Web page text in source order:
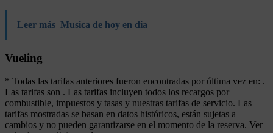
Leer más Musica de hoy en dia
Vueling
* Todas las tarifas anteriores fueron encontradas por última vez en: .
Las tarifas son . Las tarifas incluyen todos los recargos por
combustible, impuestos y tasas y nuestras tarifas de servicio. Las
tarifas mostradas se basan en datos históricos, están sujetas a
cambios y no pueden garantizarse en el momento de la reserva. Ver